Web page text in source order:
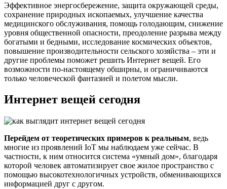
Эффективное энергосбережение, защита окружающей среды,
сохранение природных ископаемых, улучшение качества
медицинского обслуживания, помощь голодающим, снижение
уровня общественной опасности, преодоление разрыва между
богатыми и бедными, исследование космических объектов,
повышение производительности сельского хозяйства – эти и
другие проблемы поможет решить Интернет вещей. Его
возможности по-настоящему обширны, и ограничиваются
только человеческой фантазией и полетом мысли.
Интернет вещей сегодня
Перейдем от теоретических примеров к реальным, ведь
многие из проявлений IoT мы наблюдаем уже сейчас. В
частности, к ним относится система «умный дом», благодаря
которой человек автоматизирует свое жилое пространство с
помощью высокотехнологичных устройств, обменивающихся
информацией друг с другом.